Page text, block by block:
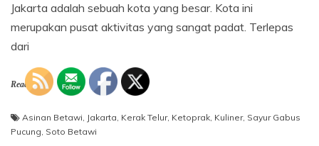
Jakarta adalah sebuah kota yang besar. Kota ini
merupakan pusat aktivitas yang sangat padat. Terlepas
dari
Read More
Asinan Betawi, Jakarta, Kerak Telur, Ketoprak, Kuliner, Sayur Gabus
Pucung, Soto Betawi